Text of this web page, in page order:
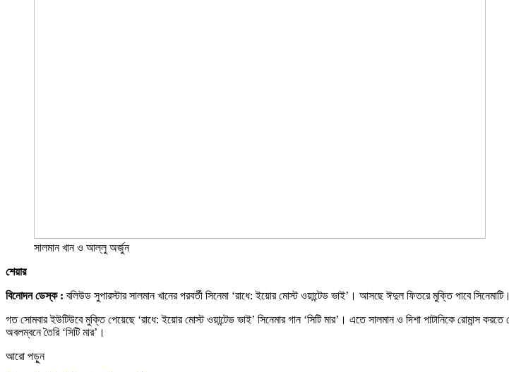
সালমান খান ও আল্লু অর্জুন
শেয়ার
বিনোদন ডেস্ক : বলিউড সুপারস্টার সালমান খানের পরবর্তী সিনেমা ‘রাধে: ইয়োর মোস্ট ওয়ান্টেড ভাই’। আসছে ঈদুল ফিতরে মুক্তি পাবে সিনেমাটি।
গত সোমবার ইউটিউবে মুক্তি পেয়েছে ‘রাধে: ইয়োর মোস্ট ওয়ান্টেড ভাই’ সিনেমার গান ‘সিটি মার’। এতে সালমান ও দিশা পাটানিকে রোমান্স
অবলম্বনে তৈরি ‘সিটি মার’।
আরো পড়ুন